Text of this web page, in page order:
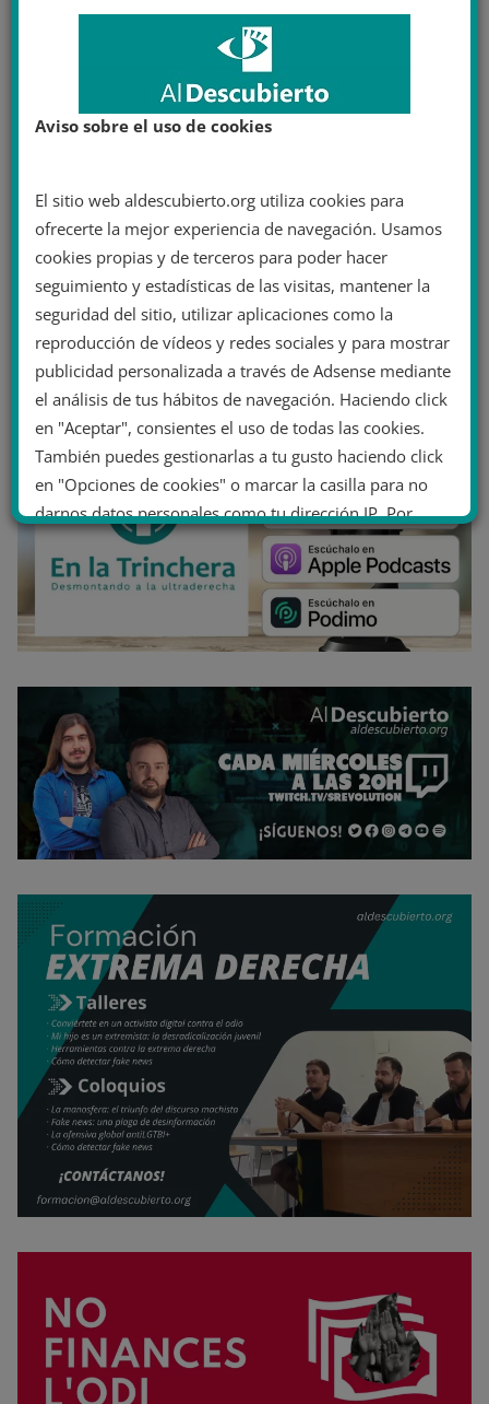
Aviso sobre el uso de cookies
El sitio web aldescubierto.org utiliza cookies para
ofrecerte la mejor experiencia de navegación. Usamos
cookies propias y de terceros para poder hacer
seguimiento y estadísticas de las visitas, mantener la
seguridad del sitio, utilizar aplicaciones como la
reproducción de vídeos y redes sociales y para mostrar
publicidad personalizada a través de Adsense mediante
el análisis de tus hábitos de navegación. Haciendo click
en "Aceptar", consientes el uso de todas las cookies.
También puedes gestionarlas a tu gusto haciendo click
en "Opciones de cookies" o marcar la casilla para no
darnos datos personales como tu dirección IP. Por
último, puedes leer nuestra Política de cookies.
No dar mi información personal
.
Política de cookies